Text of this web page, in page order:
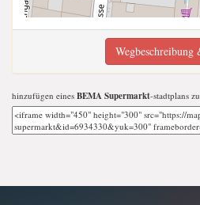
hinzufügen eines BEMA Supermarkt-stadtplans